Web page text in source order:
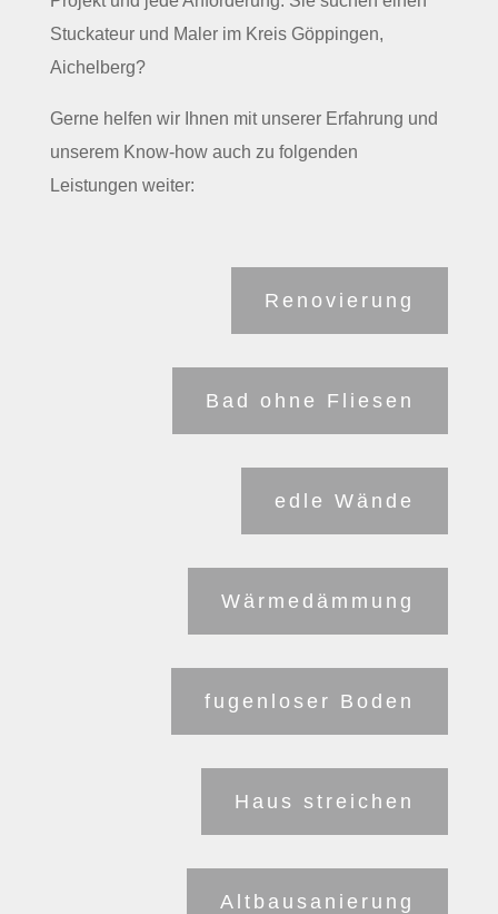
Stuckateur und Maler im Kreis Göppingen,
Aichelberg?
Gerne helfen wir Ihnen mit unserer Erfahrung und
unserem Know-how auch zu folgenden
Leistungen weiter:
Renovierung
Bad ohne Fliesen
edle Wände
Wärmedämmung
fugenloser Boden
Haus streichen
Altbausanierung